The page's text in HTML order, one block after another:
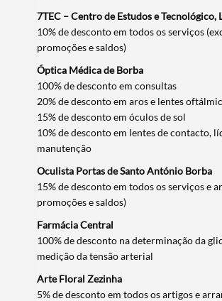
7TEC – Centro de Estudos e Tecnológico,
10% de desconto em todos os serviços
promoções e saldos)
Óptica Médica de Borba
100% de desconto em consultas
20% de desconto em aros e lentes
15% de desconto em óculos de sol
10% de desconto em lentes de contacto,
manutenção
Oculista Portas de Santo António Borba
15% de desconto em todos os serviços e
promoções e saldos)
Farmácia Central
100% de desconto na determinação da
medição da tensão arterial
Arte Floral Zezinha
5% de desconto em todos os artigos e